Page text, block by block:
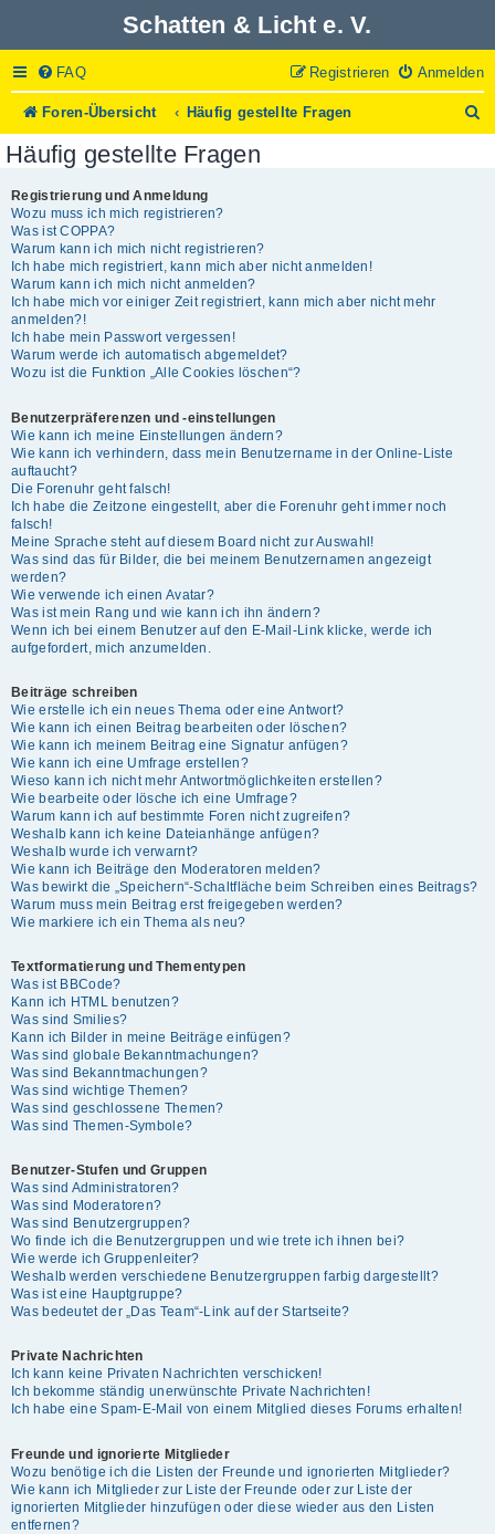
Schatten & Licht e. V.
FAQ Anmelden
Registrieren
Foren-Übersicht Häufig gestellte Fragen
u
Häufig gestellte Fragen
Registrierung und Anmeldung
Wozu muss ich mich registrieren?
Was ist COPPA?
Warum kann ich mich nicht registrieren?
Ich habe mich registriert, kann mich aber nicht anmelden!
Warum kann ich mich nicht anmelden?
Ich habe mich vor einiger Zeit registriert, kann mich aber nicht mehr
anmelden?!
Ich habe mein Passwort vergessen!
Warum werde ich automatisch abgemeldet?
Wozu ist die Funktion „Alle Cookies löschen“?
Benutzerpräferenzen und -einstellungen
Wie kann ich meine Einstellungen ändern?
Wie kann ich verhindern, dass mein Benutzername in der Online-Liste
auftaucht?
Die Forenuhr geht falsch!
Ich habe die Zeitzone eingestellt, aber die Forenuhr geht immer noch
falsch!
Meine Sprache steht auf diesem Board nicht zur Auswahl!
Was sind das für Bilder, die bei meinem Benutzernamen angezeigt
werden?
Wie verwende ich einen Avatar?
Was ist mein Rang und wie kann ich ihn ändern?
Wenn ich bei einem Benutzer auf den E-Mail-Link klicke, werde ich
aufgefordert, mich anzumelden.
Beiträge schreiben
Wie erstelle ich ein neues Thema oder eine Antwort?
Wie kann ich einen Beitrag bearbeiten oder löschen?
Wie kann ich meinem Beitrag eine Signatur anfügen?
Wie kann ich eine Umfrage erstellen?
Wieso kann ich nicht mehr Antwortmöglichkeiten erstellen?
Wie bearbeite oder lösche ich eine Umfrage?
Warum kann ich auf bestimmte Foren nicht zugreifen?
Weshalb kann ich keine Dateianhänge anfügen?
Weshalb wurde ich verwarnt?
Wie kann ich Beiträge den Moderatoren melden?
Was bewirkt die „Speichern“-Schaltfläche beim Schreiben eines Beitrags?
Warum muss mein Beitrag erst freigegeben werden?
Wie markiere ich ein Thema als neu?
Textformatierung und Thementypen
Was ist BBCode?
Kann ich HTML benutzen?
Was sind Smilies?
Kann ich Bilder in meine Beiträge einfügen?
Was sind globale Bekanntmachungen?
Was sind Bekanntmachungen?
Was sind wichtige Themen?
Was sind geschlossene Themen?
Was sind Themen-Symbole?
Benutzer-Stufen und Gruppen
Was sind Administratoren?
Was sind Moderatoren?
Was sind Benutzergruppen?
Wo finde ich die Benutzergruppen und wie trete ich ihnen bei?
Wie werde ich Gruppenleiter?
Weshalb werden verschiedene Benutzergruppen farbig dargestellt?
Was ist eine Hauptgruppe?
Was bedeutet der „Das Team“-Link auf der Startseite?
Private Nachrichten
Ich kann keine Privaten Nachrichten verschicken!
Ich bekomme ständig unerwünschte Private Nachrichten!
Ich habe eine Spam-E-Mail von einem Mitglied dieses Forums erhalten!
Freunde und ignorierte Mitglieder
Wozu benötige ich die Listen der Freunde und ignorierten Mitglieder?
Wie kann ich Mitglieder zur Liste der Freunde oder zur Liste der
ignorierten Mitglieder hinzufügen oder diese wieder aus den Listen
entfernen?